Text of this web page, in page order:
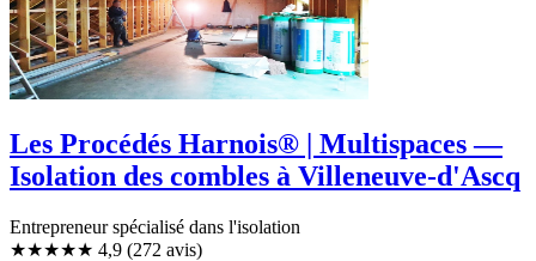
Les Procédés Harnois® | Multispaces —
Isolation des combles à Villeneuve-d'Ascq
Entrepreneur spécialisé dans l'isolation
★★★★★ 4,9 (272 avis)